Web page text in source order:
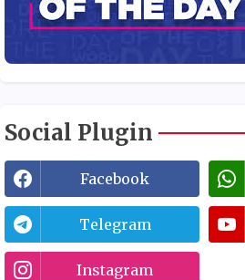
Social Plugin
Facebook
Telegram
Instagram